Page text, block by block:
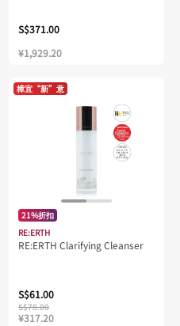
S$371.00
¥1,929.20
樟宜“新”意
21%折扣
RE:ERTH
RE:ERTH Clarifying Cleanser
S$61.00
S$78.00
¥317.20